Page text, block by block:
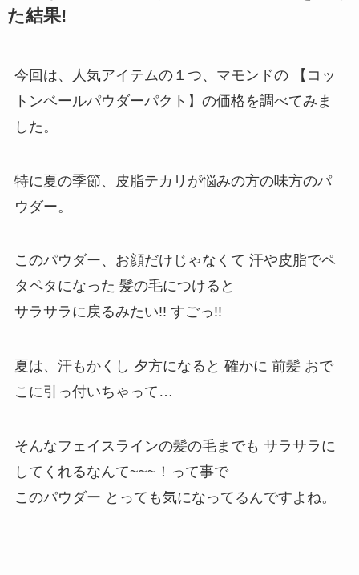
た結果!
今回は、人気アイテムの１つ、マモンドの 【コッ
トンベールパウダーパクト】の価格を調べてみま
した。
特に夏の季節、皮脂テカリが悩みの方の味方のパ
ウダー。
このパウダー、お顔だけじゃなくて 汗や皮脂でペ
タペタになった 髪の毛につけると
サラサラに戻るみたい!! すごっ!!
夏は、汗もかくし 夕方になると 確かに 前髪 おで
こに引っ付いちゃって…
そんなフェイスラインの髪の毛までも サラサラに
してくれるなんて~~~！って事で
このパウダー とっても気になってるんですよね。